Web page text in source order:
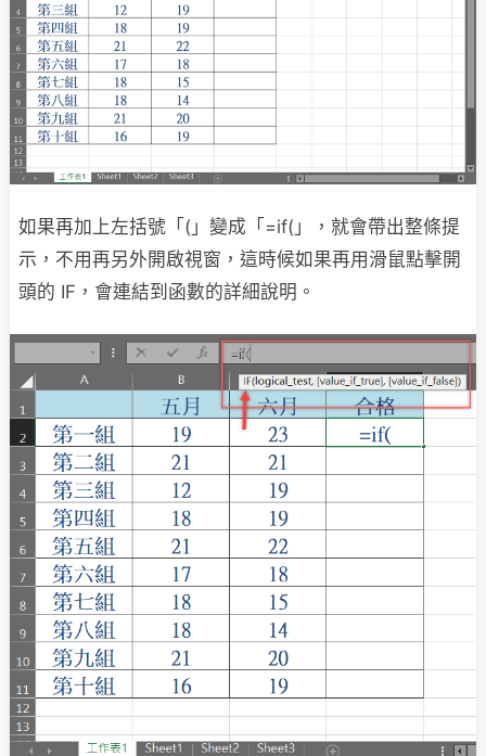
如果再加上左括號「(」變成「=if(」，就會帶出整條提
示，不用再另外開啟視窗，這時候如果再用滑鼠點擊開
頭的 IF，會連結到函數的詳細說明。